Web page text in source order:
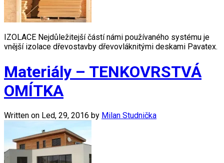
IZOLACE Nejdůležitejší částí námi používaného systému je
vnější izolace dřevostavby dřevovláknitými deskami Pavatex.
Materiály – TENKOVRSTVÁ
OMÍTKA
Written on Led, 29, 2016 by Milan Studnička